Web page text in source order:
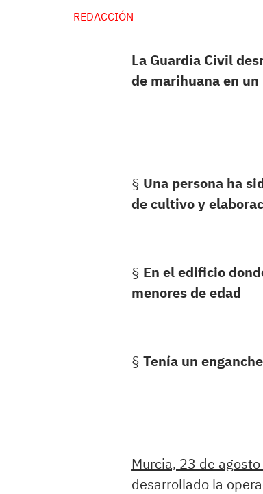
REDACCIÓN
La Guardia Civil
de marihuana en
§ Una persona ha
de cultivo y
§ En el edificio
menores de edad
§Tenía un
Murcia, 23 de
desarrollado la